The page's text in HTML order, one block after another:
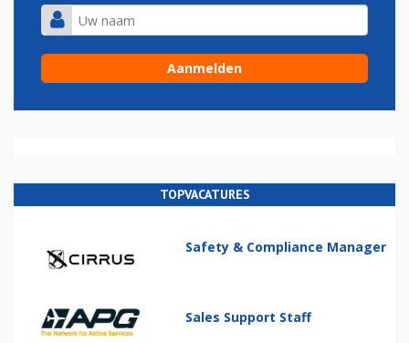
TOPVACATURES
Safety & Compliance Manager
Sales Support Staff